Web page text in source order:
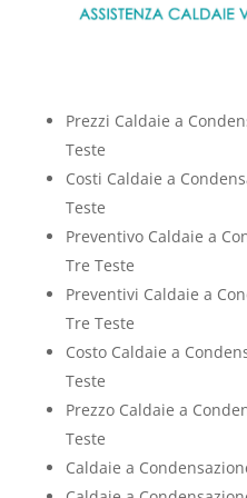
Prezzi Caldaie a
Teste
Costi Caldaie a
Teste
Preventivo Caldaie a
Tre Teste
Preventivi Caldaie a
Tre Teste
Costo Caldaie a
Teste
Prezzo Caldaie a
Teste
Caldaie a